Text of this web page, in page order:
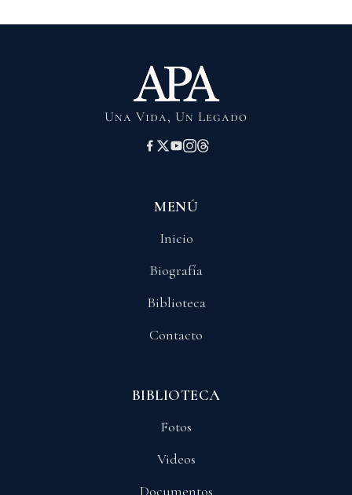
Una Vida, Un Legado
MENÚ
Inicio
Biografía
Biblioteca
Contacto
BIBLIOTECA
Fotos
Videos
Documentos